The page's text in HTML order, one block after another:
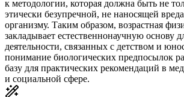
к методологии, которая должна быть не
этически безупречной, не наносящей
организму. Таким образом, возрастная
закладывает естественнонаучную основу
деятельности, связанных с детством и
понимание биологических предпосылок
базу для практических рекомендаций в
и социальной сфере.